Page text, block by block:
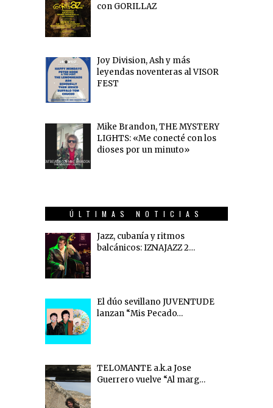
con GORILLAZ
Joy Division, Ash y más
leyendas noventeras al VISOR
FEST
Mike Brandon, THE MYSTERY
LIGHTS: «Me conecté con los
dioses por un minuto»
ÚLTIMAS NOTICIAS
Jazz, cubanía y ritmos
balcánicos: IZNAJAZZ 2…
El dúo sevillano JUVENTUDE
lanzan “Mis Pecado…
TELOMANTE a.k.a Jose
Guerrero vuelve “Al marg…